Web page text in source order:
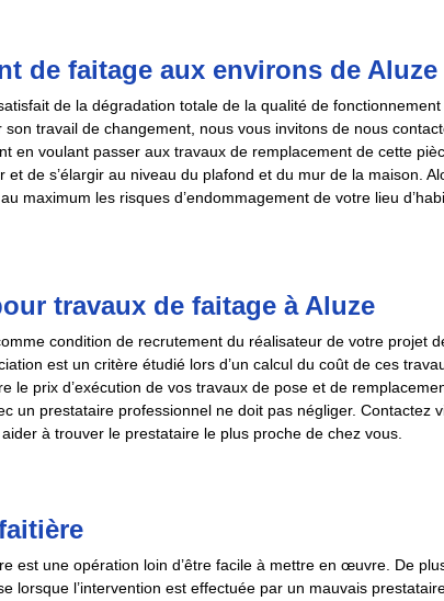
de faitage aux environs de Aluze
de la dégradation totale de la qualité de
son travail de changement, nous vous invitons de nous
en voulant passer aux travaux de remplacement de cette
et de s’élargir au niveau du plafond et du mur de la maison.
maximum les risques d’endommagement de votre lieu
travaux de faitage à Aluze
condition de recrutement du réalisateur de votre projet
est un critère étudié lors d’un calcul du coût de ces
le prix d’exécution de vos travaux de pose et de
un prestataire professionnel ne doit pas négliger. Contactez
à trouver le prestataire le plus proche de chez vous.
est une opération loin d’être facile à mettre en œuvre. De
lorsque l’intervention est effectuée par un mauvais